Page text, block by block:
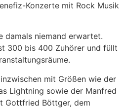
Konzerte mit Rock Musik
damals niemand erwartet.
300 bis 400 Zuhörer und füllt
mit Größen wie der
Lightning sowie der Manfred
Gottfried Böttger, dem